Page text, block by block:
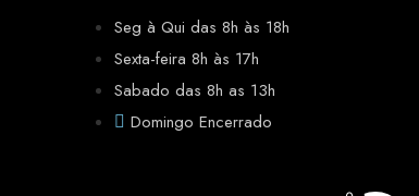
Seg à Qui das 8h às 18h
Sexta-feira 8h às 17h
Sabado das 8h as 13h
Domingo Encerrado